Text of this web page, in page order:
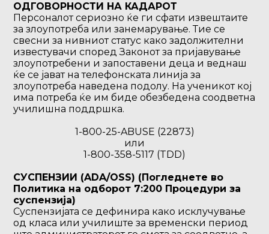
ОДГОВОРНОСТИ НА КАДАРОТ
Персоналот сериозно ќе ги сфати извештаите
за злоупотреба или занемарување. Тие се
свесни за нивниот статус како задолжителни
известувачи според Законот за пријавување
злоупотребени и запоставени деца и веднаш
ќе се јават на телефонската линија за
злоупотреба наведена подолу. На ученикот кој
има потреба ќе им биде обезбедена соодветна
училишна поддршка.
1-800-25-ABUSE (22873)
или
1-800-358-5117 (TDD)
СУСПЕНЗИИ (ADA/OSS) (Погледнете во
Политика на одборот 7:200 Процедури за
суспензија)
Суспензијата се дефинира како исклучување
од класа или училиште за временски период